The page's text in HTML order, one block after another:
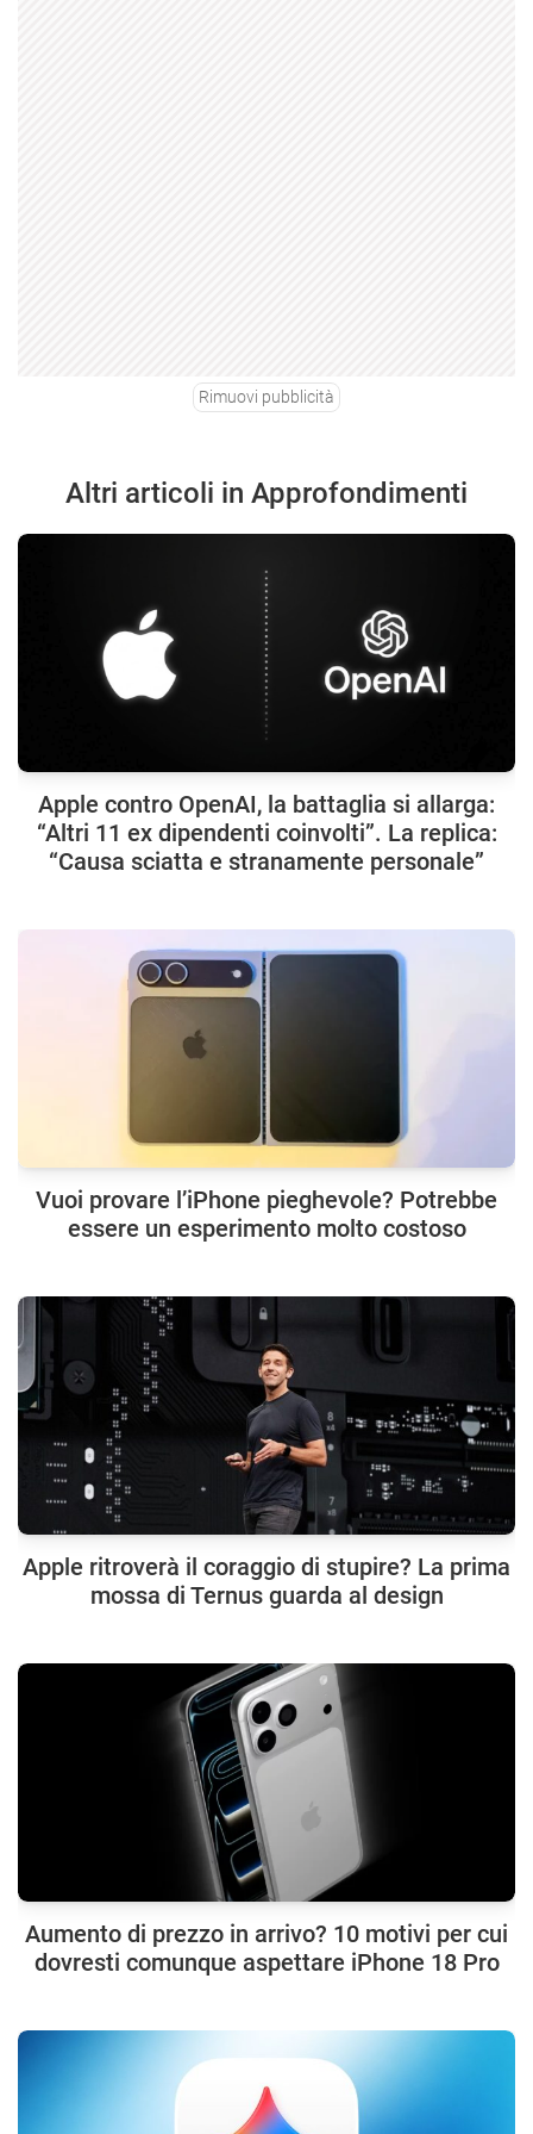
Rimuovi pubblicità
Altri articoli in Approfondimenti
Apple contro OpenAI, la battaglia si allarga:
“Altri 11 ex dipendenti coinvolti”. La replica:
“Causa sciatta e stranamente personale”
Vuoi provare l’iPhone pieghevole? Potrebbe
essere un esperimento molto costoso
Apple ritroverà il coraggio di stupire? La prima
mossa di Ternus guarda al design
Aumento di prezzo in arrivo? 10 motivi per cui
dovresti comunque aspettare iPhone 18 Pro